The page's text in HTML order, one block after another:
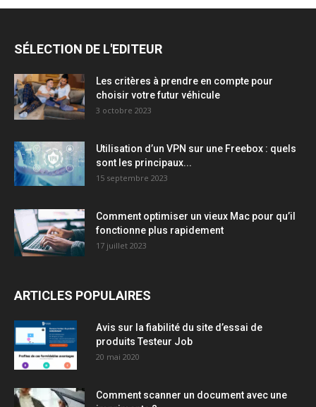
SÉLECTION DE L'EDITEUR
Les critères à prendre en compte pour
choisir votre futur véhicule
3 octobre 2023
Utilisation d’un VPN sur une Freebox : quels
sont les principaux...
15 septembre 2023
Comment optimiser un vieux Mac pour qu’il
fonctionne plus rapidement
17 juillet 2023
ARTICLES POPULAIRES
Avis sur la fiabilité du site d’essai de
produits Testeur Job
20 mai 2020
Comment scanner un document avec une